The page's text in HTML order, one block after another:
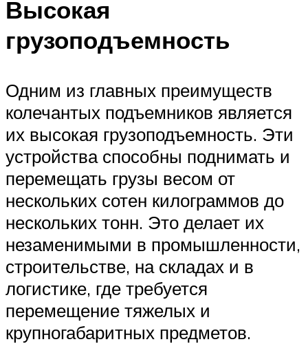
Высокая
грузоподъемность
Одним из главных преимуществ
колечантых подъемников является
их высокая грузоподъемность. Эти
устройства способны поднимать и
перемещать грузы весом от
нескольких сотен килограммов до
нескольких тонн. Это делает их
незаменимыми в промышленности,
строительстве, на складах и в
логистике, где требуется
перемещение тяжелых и
крупногабаритных предметов.